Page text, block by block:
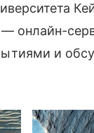
онлайн-
и